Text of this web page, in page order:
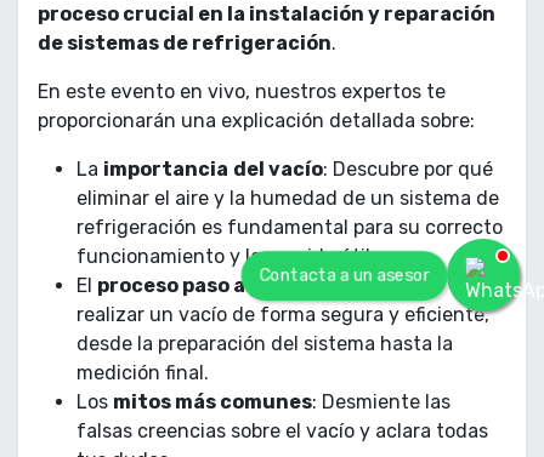
proceso crucial en la instalación y reparación
de sistemas de refrigeración.
En este evento en vivo, nuestros expertos te
proporcionarán una explicación detallada sobre:
La importancia del vacío: Descubre por qué
eliminar el aire y la humedad de un sistema de
refrigeración es fundamental para su correcto
funcionamiento y larga vida útil.
El proceso paso a paso: Aprende cómo
realizar un vacío de forma segura y eficiente,
desde la preparación del sistema hasta la
medición final.
Los mitos más comunes: Desmiente las
falsas creencias sobre el vacío y aclara todas
Contacta a un asesor